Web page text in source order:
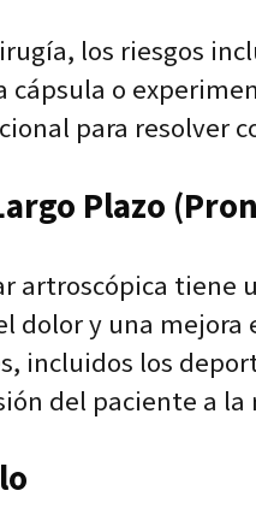
los riesgos
cápsula o
para resolver
Plazo
artroscópica
dolor y una mejora
incluidos los
del paciente a